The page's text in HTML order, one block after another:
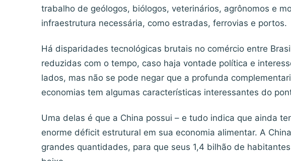
trabalho de geólogos, biólogos, veterinários, agrônomos e
infraestrutura necessária, como estradas, ferrovias e portos.
Há disparidades tecnológicas brutais no comércio entre
reduzidas com o tempo, caso haja vontade política e
lados, mas não se pode negar que a profunda
economias tem algumas características interessantes do
Uma delas é que a China possui – e tudo indica que ainda
enorme déficit estrutural em sua economia alimentar. A
grandes quantidades, para que seus 1,4 bilhão de